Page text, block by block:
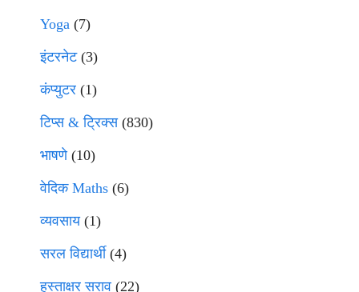
Yoga (7)
इंटरनेट(3)
कंप्युटर (1)
टिप्स & ट्रिक्स(830)
भाषणे(10)
वेदिक Maths (6)
व्यवसाय(1)
सरल विद्यार्थी(4)
हस्ताक्षर सराव (22)